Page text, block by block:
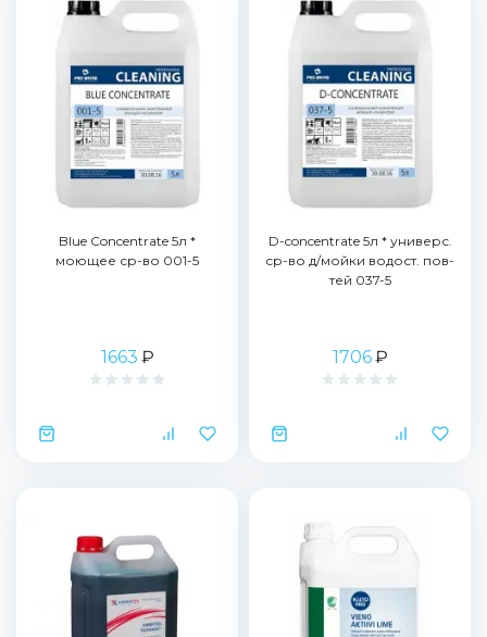
Blue Concentrate 5л *
моющее ср-во 001-5
1663 ₽
D-concentrate 5л * универс.
ср-во д/мойки водост. пов-
тей 037-5
1706₽